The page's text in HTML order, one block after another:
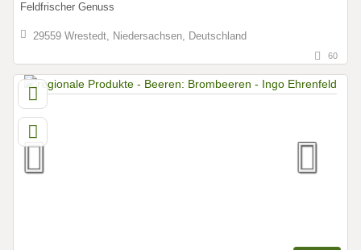
Feldfrischer Genuss
29559 Wrestedt, Niedersachsen, Deutschland
60